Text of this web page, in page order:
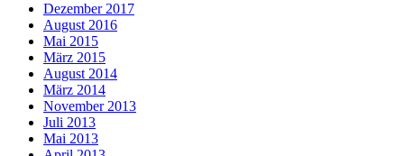
Dezember 2017
August 2016
Mai 2015
März 2015
August 2014
März 2014
November 2013
Juli 2013
Mai 2013